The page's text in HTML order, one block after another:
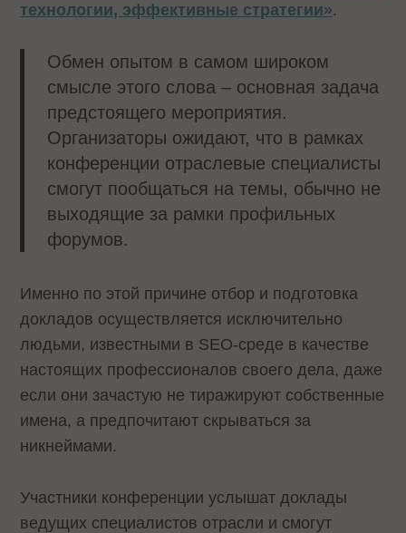
технологии, эффективные стратегии».
Обмен опытом в самом широком
смысле этого слова – основная задача
предстоящего мероприятия.
Организаторы ожидают, что в рамках
конференции отраслевые специалисты
смогут пообщаться на темы, обычно не
выходящие за рамки профильных
форумов.
Именно по этой причине отбор и подготовка
докладов осуществляется исключительно
людьми, известными в SEO-среде в качестве
настоящих профессионалов своего дела, даже
если они зачастую не тиражируют собственные
имена, а предпочитают скрываться за
никнеймами.
Участники конференции услышат доклады
ведущих специалистов отрасли и смогут